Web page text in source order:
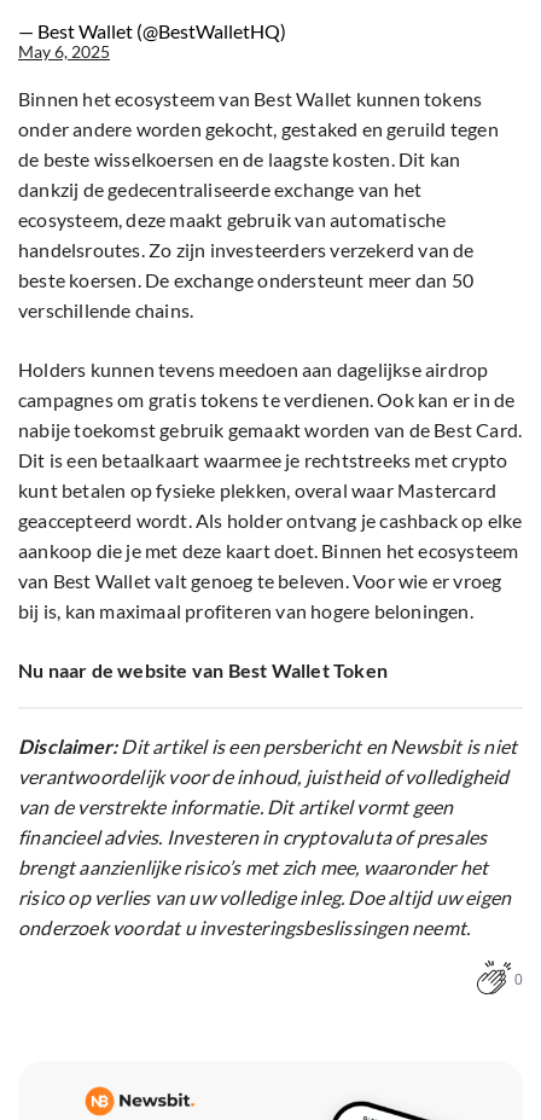
— Best Wallet (@BestWalletHQ)
May 6, 2025
Binnen het ecosysteem van Best Wallet kunnen tokens
onder andere worden gekocht, gestaked en geruild tegen
de beste wisselkoersen en de laagste kosten. Dit kan
dankzij de gedecentraliseerde exchange van het
ecosysteem, deze maakt gebruik van automatische
handelsroutes. Zo zijn investeerders verzekerd van de
beste koersen. De exchange ondersteunt meer dan 50
verschillende chains.
Holders kunnen tevens meedoen aan dagelijkse airdrop
campagnes om gratis tokens te verdienen. Ook kan er in de
nabije toekomst gebruik gemaakt worden van de Best Card.
Dit is een betaalkaart waarmee je rechtstreeks met crypto
kunt betalen op fysieke plekken, overal waar Mastercard
geaccepteerd wordt. Als holder ontvang je cashback op elke
aankoop die je met deze kaart doet. Binnen het ecosysteem
van Best Wallet valt genoeg te beleven. Voor wie er vroeg
bij is, kan maximaal profiteren van hogere beloningen.
Nu naar de website van Best Wallet Token
Disclaimer:Dit artikel is een persbericht en Newsbit is niet
verantwoordelijk voor de inhoud, juistheid of volledigheid
van de verstrekte informatie. Dit artikel vormt geen
financieel advies. Investeren in cryptovaluta of presales
brengt aanzienlijke risico’s met zich mee, waaronder het
risico op verlies van uw volledige inleg. Doe altijd uw eigen
onderzoek voordat u investeringsbeslissingen neemt.
0